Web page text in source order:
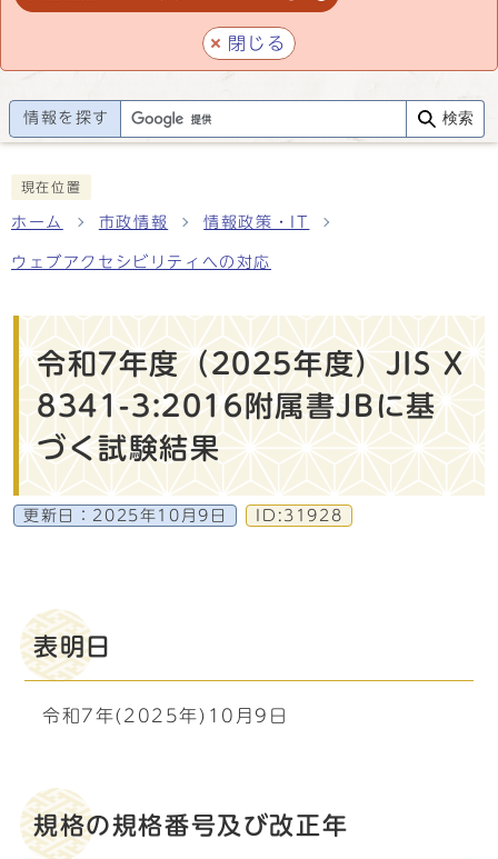
閉じる
情報を探す 検索
現在位置
ホーム 市政情報 情報政策・IT
ウェブアクセシビリティへの対応
令和7年度（2025年度）JIS X
8341-3:2016附属書JBに基
づく試験結果
更新日： 2025年10月9日 ID:31928
表明日
令和7年(2025年)10月9日
規格の規格番号及び改正年